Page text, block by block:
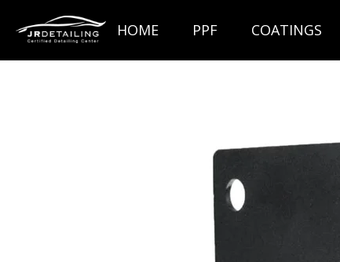
direct
HOME PPF COATINGS